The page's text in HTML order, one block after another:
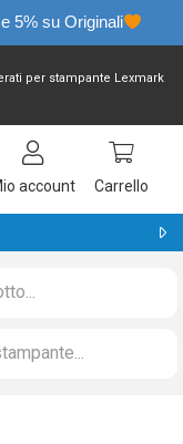
5% su Originali
per stampante Lexmark
account Carrello